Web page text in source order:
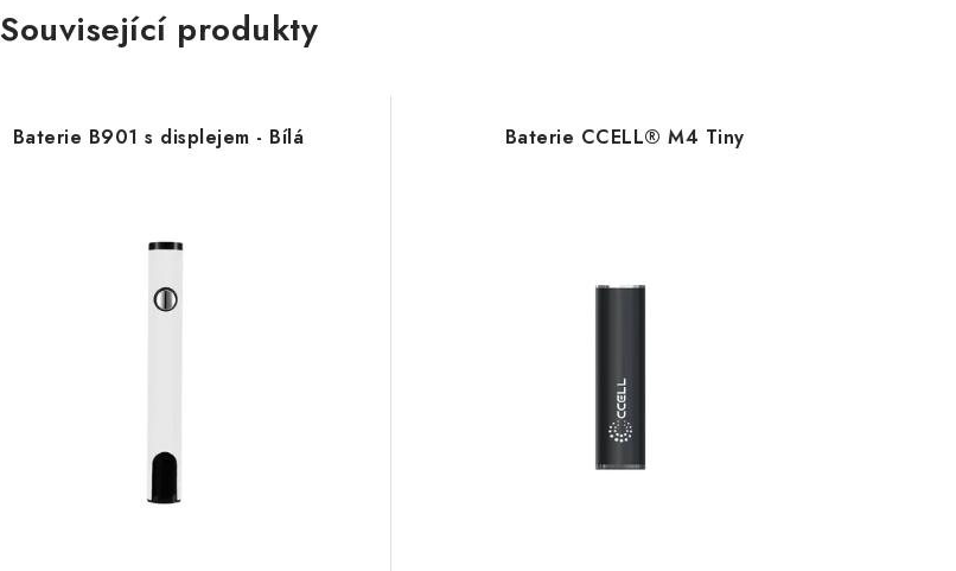
Související produkty
Baterie B901 s displejem - Bílá Baterie CCELL® M4 Tiny